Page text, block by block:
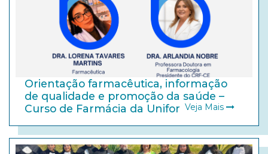
Orientação farmacêutica, informação
de qualidade e promoção da saúde –
Curso de Farmácia da Unifor Veja Mais